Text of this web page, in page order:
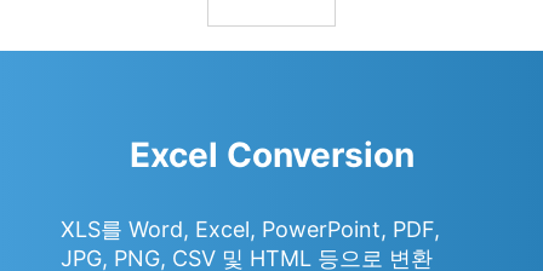
Excel Conversion
XLS를 Word, Excel, PowerPoint, PDF,
JPG, PNG, CSV 및 HTML 등으로 변환